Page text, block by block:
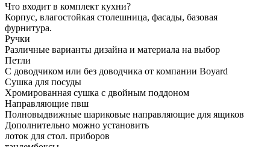
Что входит в комплект кухни?
Корпус, влагостойкая столешница, фасады, базовая
фурнитура.
Ручки
Различные варианты дизайна и материала на выбор
Петли
С доводчиком или без доводчика от компании Boyard
Сушка для посуды
Хромированная сушка с двойным поддоном
Направляющие пвш
Полновыдвижные шариковые направляющие для ящиков
Дополнительно можно установить
лоток для стол. приборов